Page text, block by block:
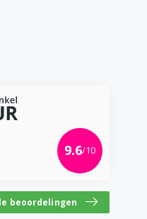
9.6/10
beoordelingen